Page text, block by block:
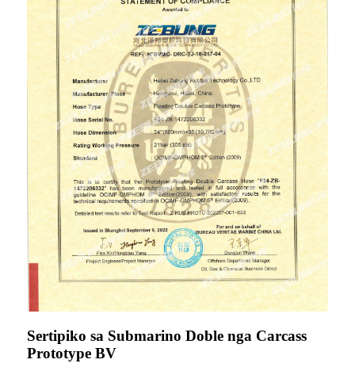
Sertipiko sa Submarino Doble nga Carcass
Prototype BV